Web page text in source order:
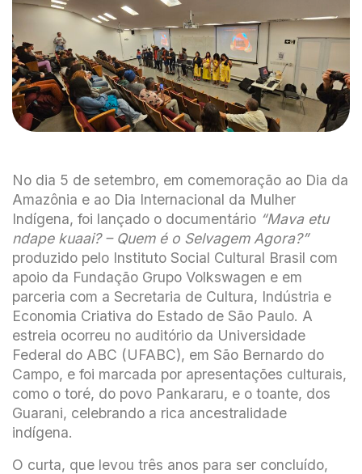
No dia 5 de setembro, em comemoração ao Dia da
Amazônia e ao Dia Internacional da Mulher
Indígena, foi lançado o documentário “Mava etu
ndape kuaai? – Quem é o Selvagem Agora?”
produzido pelo Instituto Social Cultural Brasil com
apoio da Fundação Grupo Volkswagen e em
parceria com a Secretaria de Cultura, Indústria e
Economia Criativa do Estado de São Paulo. A
estreia ocorreu no auditório da Universidade
Federal do ABC (UFABC), em São Bernardo do
Campo, e foi marcada por apresentações culturais,
como o toré, do povo Pankararu, e o toante, dos
Guarani, celebrando a rica ancestralidade
indígena.
O curta, que levou três anos para ser concluído,